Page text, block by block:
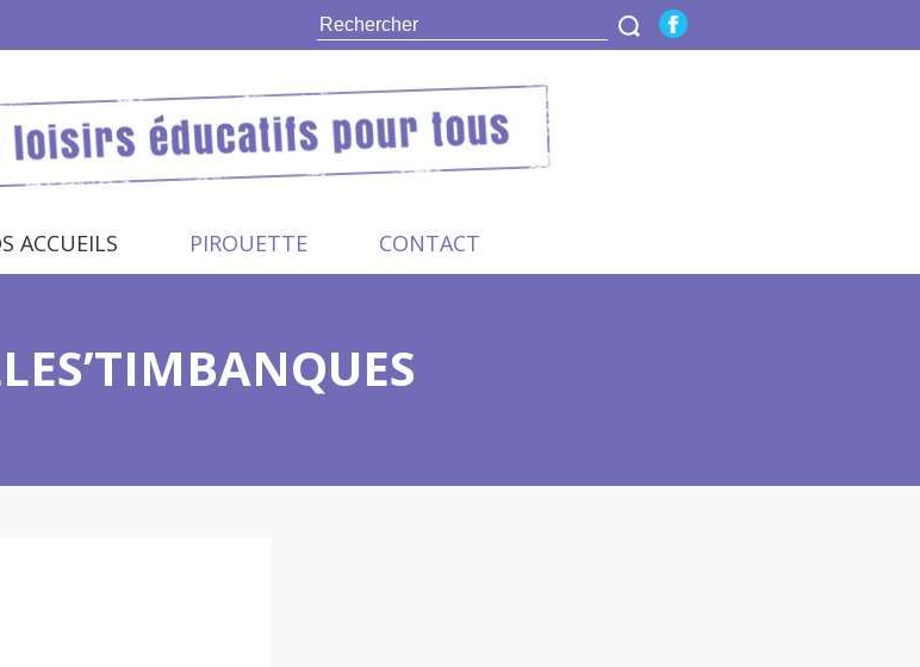
ACCUEILS PIROUETTE CONTACT